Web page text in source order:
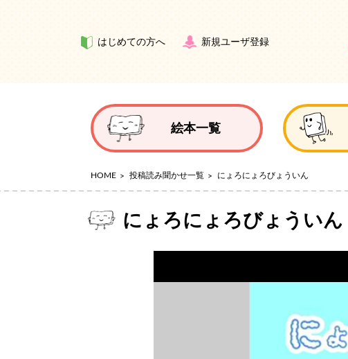
はじめての方へ 新規ユーザ登録
絵本一覧
HOME 投稿読み聞かせ一覧 にょろにょろびょういん
にょろにょろびょういん